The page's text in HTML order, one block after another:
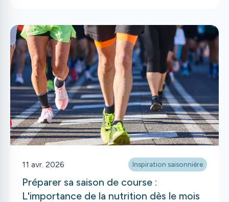
Sainte-Thérèse et Mirabel, nous travaillons
activement à l’ouverture de nouvelles plages
horaires dans les prochaines semaines.
11 avr. 2026 Inspiration saisonnière
Préparer sa saison de course :
L'importance de la nutrition dès le mois